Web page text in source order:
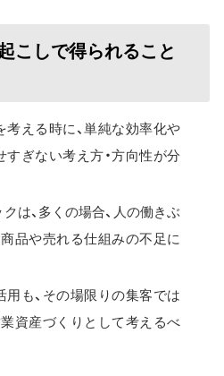
こしで得られること
える時に、単純な効率化や
ぎない考え方・方向性が分
は、多くの場合、人の働きぶ
商品や売れる仕組みの不足に
も、その場限りの集客では
業資産づくりとして考えるべ